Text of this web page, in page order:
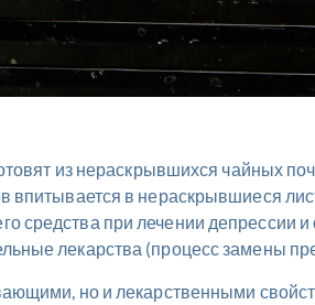
из нераскрывшихся чайных
впитывается в нераскрывшиеся
средства при лечении депрессии
лекарства (процесс замены
но и лекарственными